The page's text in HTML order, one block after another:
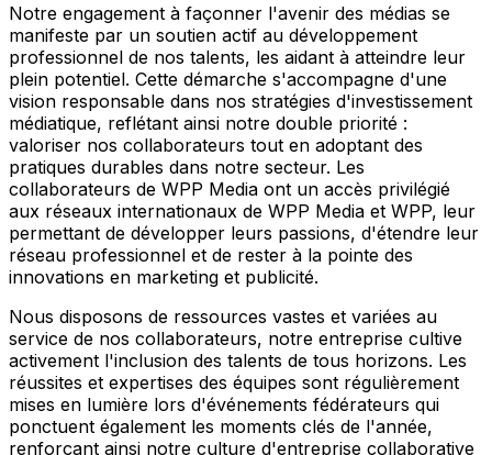
Notre engagement à façonner l'avenir des médias se
manifeste par un soutien actif au développement
professionnel de nos talents, les aidant à atteindre leur
plein potentiel. Cette démarche s'accompagne d'une
vision responsable dans nos stratégies d'investissement
médiatique, reflétant ainsi notre double priorité :
valoriser nos collaborateurs tout en adoptant des
pratiques durables dans notre secteur. Les
collaborateurs de WPP Media ont un accès privilégié
aux réseaux internationaux de WPP Media et WPP, leur
permettant de développer leurs passions, d'étendre leur
réseau professionnel et de rester à la pointe des
innovations en marketing et publicité.
Nous disposons de ressources vastes et variées au
service de nos collaborateurs, notre entreprise cultive
activement l'inclusion des talents de tous horizons. Les
réussites et expertises des équipes sont régulièrement
mises en lumière lors d'événements fédérateurs qui
ponctuent également les moments clés de l'année,
renforçant ainsi notre culture d'entreprise collaborative